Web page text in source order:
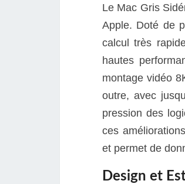
Le Mac Gris
Apple. Doté de
calcul très
hautes
montage vidéo
outre, avec
pression des
ces
et permet de
Design et